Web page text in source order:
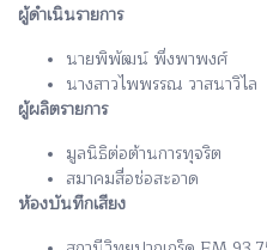
ผู้ดำเนินรายการ
นายพิพัฒน์ พึ่งพาพงศ์
นางสาวไพพรรณ วาสนาวิไล
ผู้ผลิตรายการ
มูลนิธิต่อต้านการทุจริต
สมาคมสื่อช่อสะอาด
ห้องบันทึกเสียง